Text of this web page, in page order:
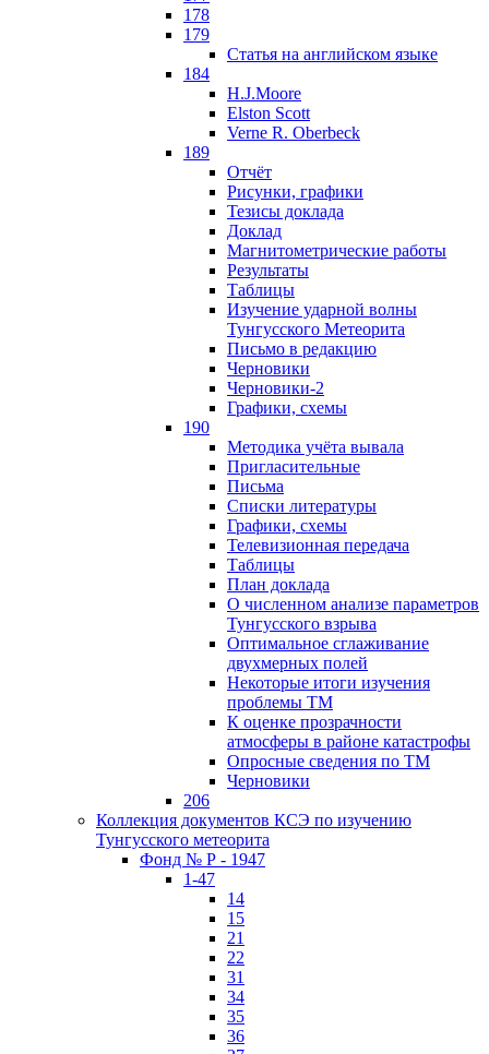
178
179
Статья на английском языке
184
H.J.Moore
Elston Scott
Verne R. Oberbeck
189
Отчёт
Рисунки, графики
Тезисы доклада
Доклад
Магнитометрические работы
Результаты
Таблицы
Изучение ударной волны
Тунгусского Метеорита
Письмо в редакцию
Черновики
Черновики-2
Графики, схемы
190
Методика учёта вывала
Пригласительные
Письма
Списки литературы
Графики, схемы
Телевизионная передача
Таблицы
План доклада
О численном анализе параметров
Тунгусского взрыва
Оптимальное сглаживание
двухмерных полей
Некоторые итоги изучения
проблемы ТМ
К оценке прозрачности
атмосферы в районе катастрофы
Опросные сведения по ТМ
Черновики
206
Коллекция документов КСЭ по изучению
Тунгусского метеорита
Фонд № Р - 1947
1-47
14
15
21
22
31
34
35
36